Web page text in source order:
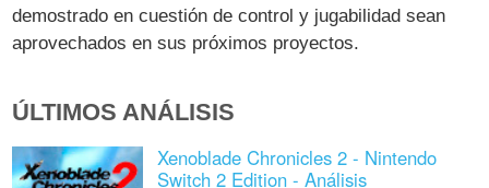
demostrado en cuestión de control y jugabilidad sean
aprovechados en sus próximos proyectos.
ÚLTIMOS ANÁLISIS
Xenoblade Chronicles 2 - Nintendo
Switch 2 Edition - Análisis